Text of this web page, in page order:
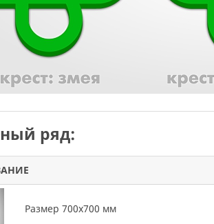
ряд:
Размер 700х700 мм